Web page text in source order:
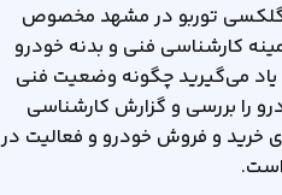
توربو در مشهد مخصوص
کارشناسی فنی و بدنه خودرو
می‌گیرید چگونه وضعیت فنی
را بررسی و گزارش کارشناسی
خرید و فروش خودرو و فعالیت در
است.